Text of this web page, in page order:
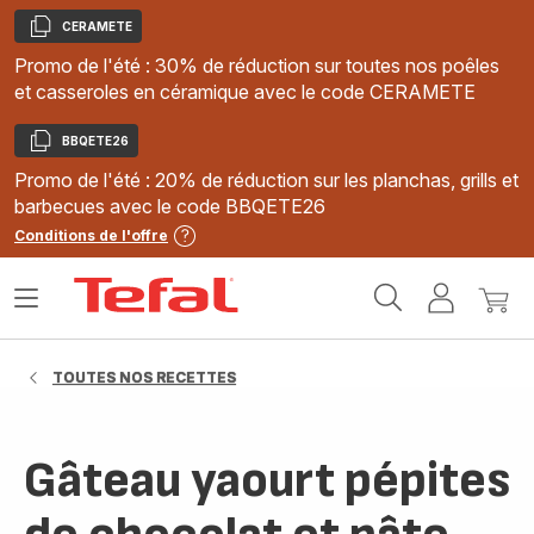
Copier
CERAMETE
Promo de l'été : 30% de réduction sur toutes nos poêles
et casseroles en céramique avec le code CERAMETE
Copier
BBQETE26
Promo de l'été : 20% de réduction sur les planchas, grills et
barbecues avec le code BBQETE26
Conditions de l'offre
MonMon
Ouvrir
TOUTES NOS RECETTES
Gâteau yaourt pépites